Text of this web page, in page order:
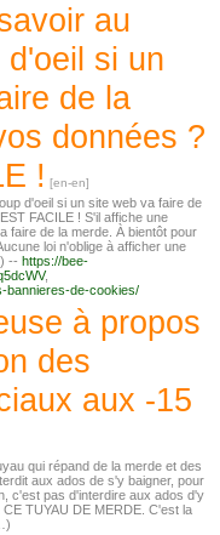
au
si un
de la
données ?
!
d'oeil si un site web va faire de
FACILE ! S'il affiche une
faire de la merde. À bientôt pour
loi n'oblige à afficher une
-- https://bee-
,
bannieres-de-cookies/
à propos
des
aux -15
qui répand de la merde et des
aux ados de s'y baigner, pour
c'est pas d'interdire aux ados d'y
TUYAU DE MERDE. C'est la